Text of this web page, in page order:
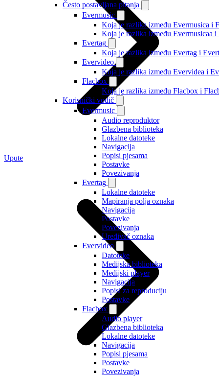
Često postavljana pitanja
Evermusic
Koja je razlika između Evermusica i
Koja je razlika između Evermusicaa i
Evertag
Koja je razlika između Evertag i
Evervideo
Koja je razlika između Evervidea i
Flacbox
Koja je razlika između Flacbox i
Korisnički vodič
Evermusic
Audio reproduktor
Glazbena biblioteka
Lokalne datoteke
Navigacija
Popisi pjesama
Postavke
Povezivanja
Evertag
Lokalne datoteke
Mapiranja polja oznaka
Navigacija
Postavke
Povezivanja
Uređivač oznaka
Evervideo
Datoteke
Medijska biblioteka
Medijski player
Navigacija
Popisi za reproduciju
Postavke
Flacbox
Audio player
Glazbena biblioteka
Lokalne datoteke
Navigacija
Popisi pjesama
Postavke
Povezivanja
Upute